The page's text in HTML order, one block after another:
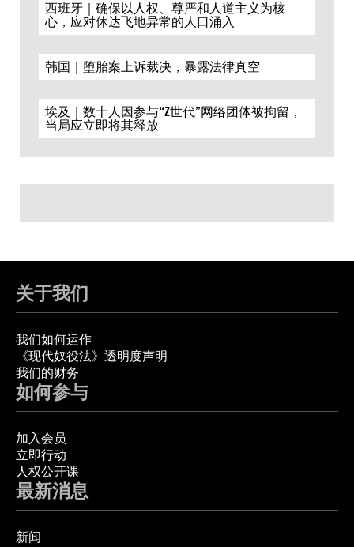
西班牙｜确保以人权、尊严和人道主义为核
心，应对休达飞地异常的人口涌入
韩国｜堕胎案上诉裁决，暴露法律真空
埃及｜数十人因参与“Z世代”网络团体被拘留，
当局应立即将其释放
关于我们
我们如何运作
《现代奴役法》透明度声明
我们的财务
如何参与
加入会员
立即行动
人权公开课
最新消息
新闻